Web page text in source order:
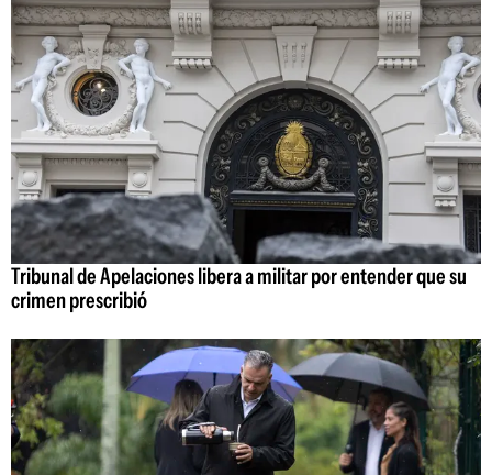
Tribunal de Apelaciones libera a militar por entender que su
crimen prescribió